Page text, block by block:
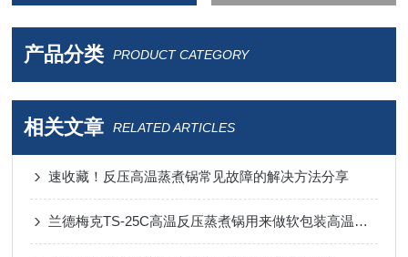
产品分类 PRODUCT CATEGORY
相关文章 RELATED ARTICLES
速收藏！反压高温蒸煮锅常见故障的解决方法分享
兰德梅克TS-25C高温反压蒸煮锅用来做软包装高温蒸煮试验